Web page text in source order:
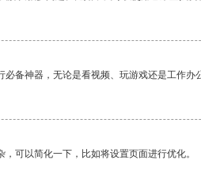
备神器，无论是看视频、玩游戏还是工作办
可以简化一下，比如将设置页面进行优化。